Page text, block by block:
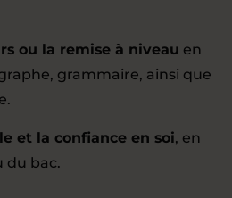
ou la remise à niveau en
grammaire, ainsi que
et la confiance en soi, en
du bac.